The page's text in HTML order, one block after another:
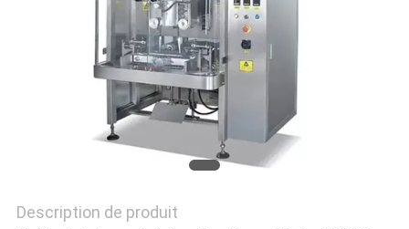
Description de produit